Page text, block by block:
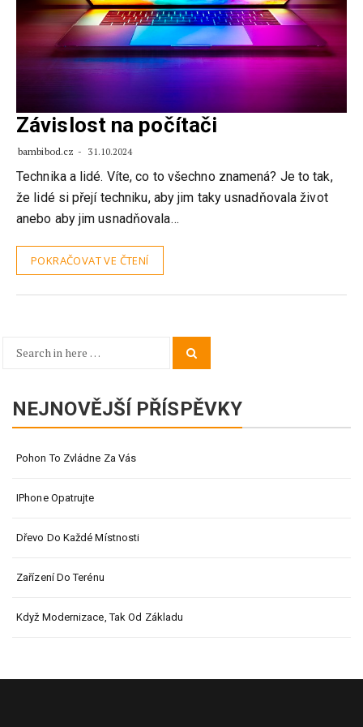
Závislost na počítači
bambibod.cz 31.10.2024
Technika a lidé. Víte, co to všechno znamená? Je to tak,
že lidé si přejí techniku, aby jim taky usnadňovala život
anebo aby jim usnadňovala…
POKRAČOVAT VE ČTENÍ
Search
NEJNOVĚJŠÍ PŘÍSPĚVKY
Pohon To Zvládne Za Vás
IPhone Opatrujte
Dřevo Do Každé Místnosti
Zařízení Do Terénu
Když Modernizace, Tak Od Základu